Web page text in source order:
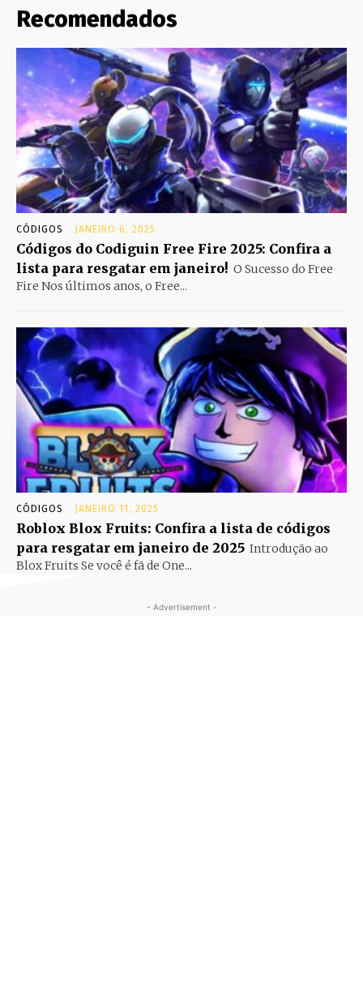
Recomendados
CÓDIGOS JANEIRO 6, 2025
Códigos do Codiguin Free Fire 2025: Confira a
lista para resgatar em janeiro! O Sucesso do Free
Fire Nos últimos anos, o Free...
CÓDIGOS JANEIRO 11, 2025
Roblox Blox Fruits: Confira a lista de códigos
para resgatar em janeiro de 2025 Introdução ao
Blox Fruits Se você é fã de One...
- Advertisement -